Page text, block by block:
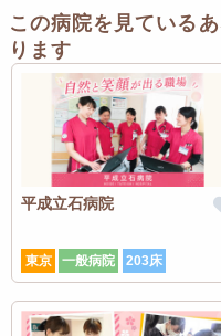
この病院を見ている
ります
平成立石病院
東京 一般病院 203床